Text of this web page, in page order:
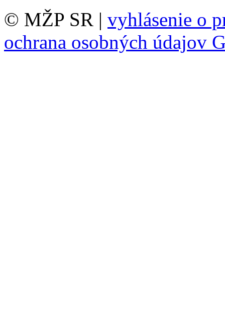
© MŽP SR | vyhlásenie o
ochrana osobných údajov